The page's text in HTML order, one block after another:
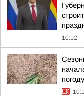
10:12
погоду